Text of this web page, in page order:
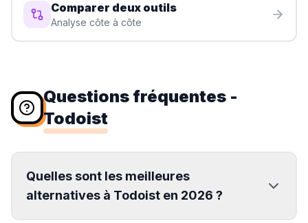
Comparer deux outils
Analyse côte à côte
Questions fréquentes -
Todoist
Quelles sont les meilleures
alternatives à Todoist en 2026 ?